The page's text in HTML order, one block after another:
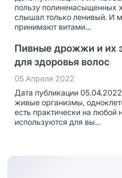
пользу полиненасыщенных
слышал только ленивый. И
принимают витами...
Пивные дрожжи и их
для здоровья волос
05 Апреля 2022
Дата публикации
живые организмы,
есть практически на любой
используются для вы...